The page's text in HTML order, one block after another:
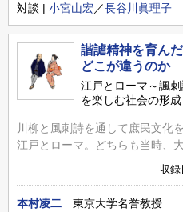
対談 | 小宮山宏／長谷川眞理子
諧謔精神を育ん
どこが違うのか
江戸とローマ～諷
を楽しむ社会の形成
川柳と風刺詩を通して庶民文化
江戸とローマ。どちらも当時、
収
本村凌二 東京大学名誉教授